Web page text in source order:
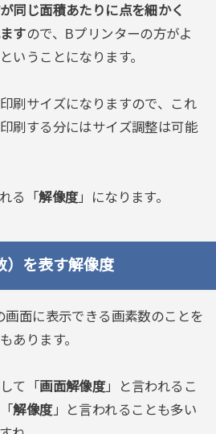
同じ面積あたりに点を細かく
すので、Bプリンターの方がよ
いうことになります。
刷サイズになりますので、これ
刷する分にはサイズ調整は可能
る「解像度」になります。
）を表す解像度
面に表示できる画素数のことを
あります。
て「画面解像度」と言われるこ
解像度」と言われることも多い